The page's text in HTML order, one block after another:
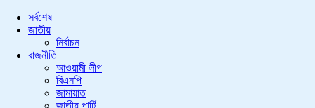
সর্বশেষ
জাতীয়
নির্বাচন
রাজনীতি
আওয়ামী লীগ
বিএনপি
জামায়াত
জাতীয় পার্টি